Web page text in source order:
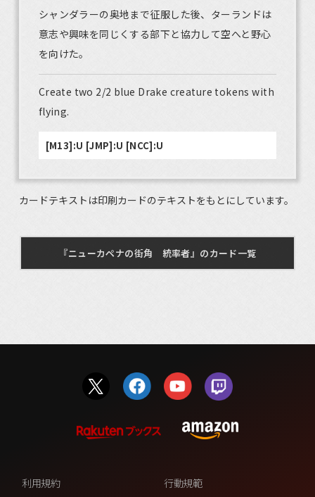
シャンダラーの奥地まで征服した後、ターランドは
意志や興味を同じくする部下と協力して空へと野心
を向けた。
Create two 2/2 blue Drake creature tokens with
flying.
[M13]:U [JMP]:U [NCC]:U
カードテキストは印刷カードのテキストをもとにしています。
『ニューカペナの街角 統率者』のカード一覧
利用規約
行動規範